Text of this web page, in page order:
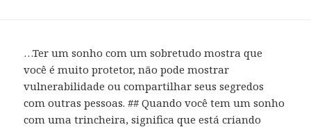
…Ter um sonho com um sobretudo mostra que
você é muito protetor, não pode mostrar
vulnerabilidade ou compartilhar seus segredos
com outras pessoas. ## Quando você tem um sonho
com uma trincheira, significa que está criando